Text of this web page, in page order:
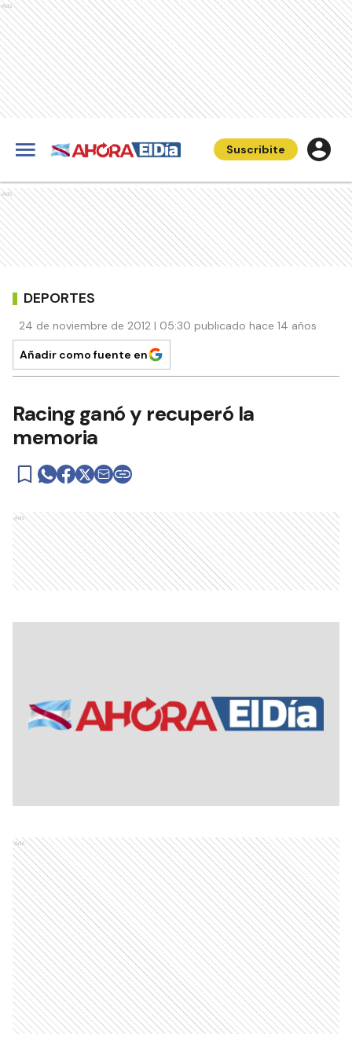
Ads
Suscribite
Ads
DEPORTES
24 de noviembre de 2012 | 05:30 publicado hace 14 años
Añadir como fuente en
Racing ganó y recuperó la
memoria
Ads
Ads